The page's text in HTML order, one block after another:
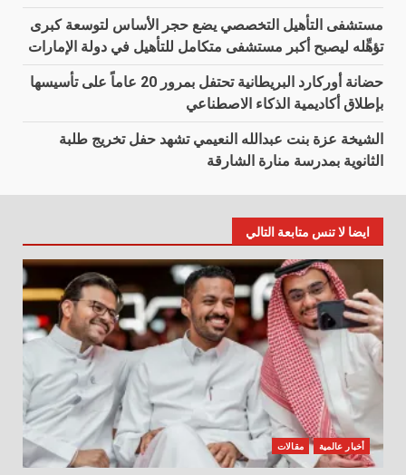
مستشفى التأهيل التخصصي يضع حجر الأساس لتوسعة كبرى
تؤهِّله ليصبح أكبر مستشفى متكامل للتأهيل في دولة الإمارات
حضانة أوركارد البريطانية تحتفل بمرور 20 عاماً على تأسيسها
بإطلاق أكاديمية الذكاء الاصطناعي
الشيخة عزة بنت عبدالله النعيمي تشهد حفل تخريج طلبة
الثانوية بمدرسة منارة الشارقة
ايضا لا تنس متابعة التالي
أخبار عالمية مقالات